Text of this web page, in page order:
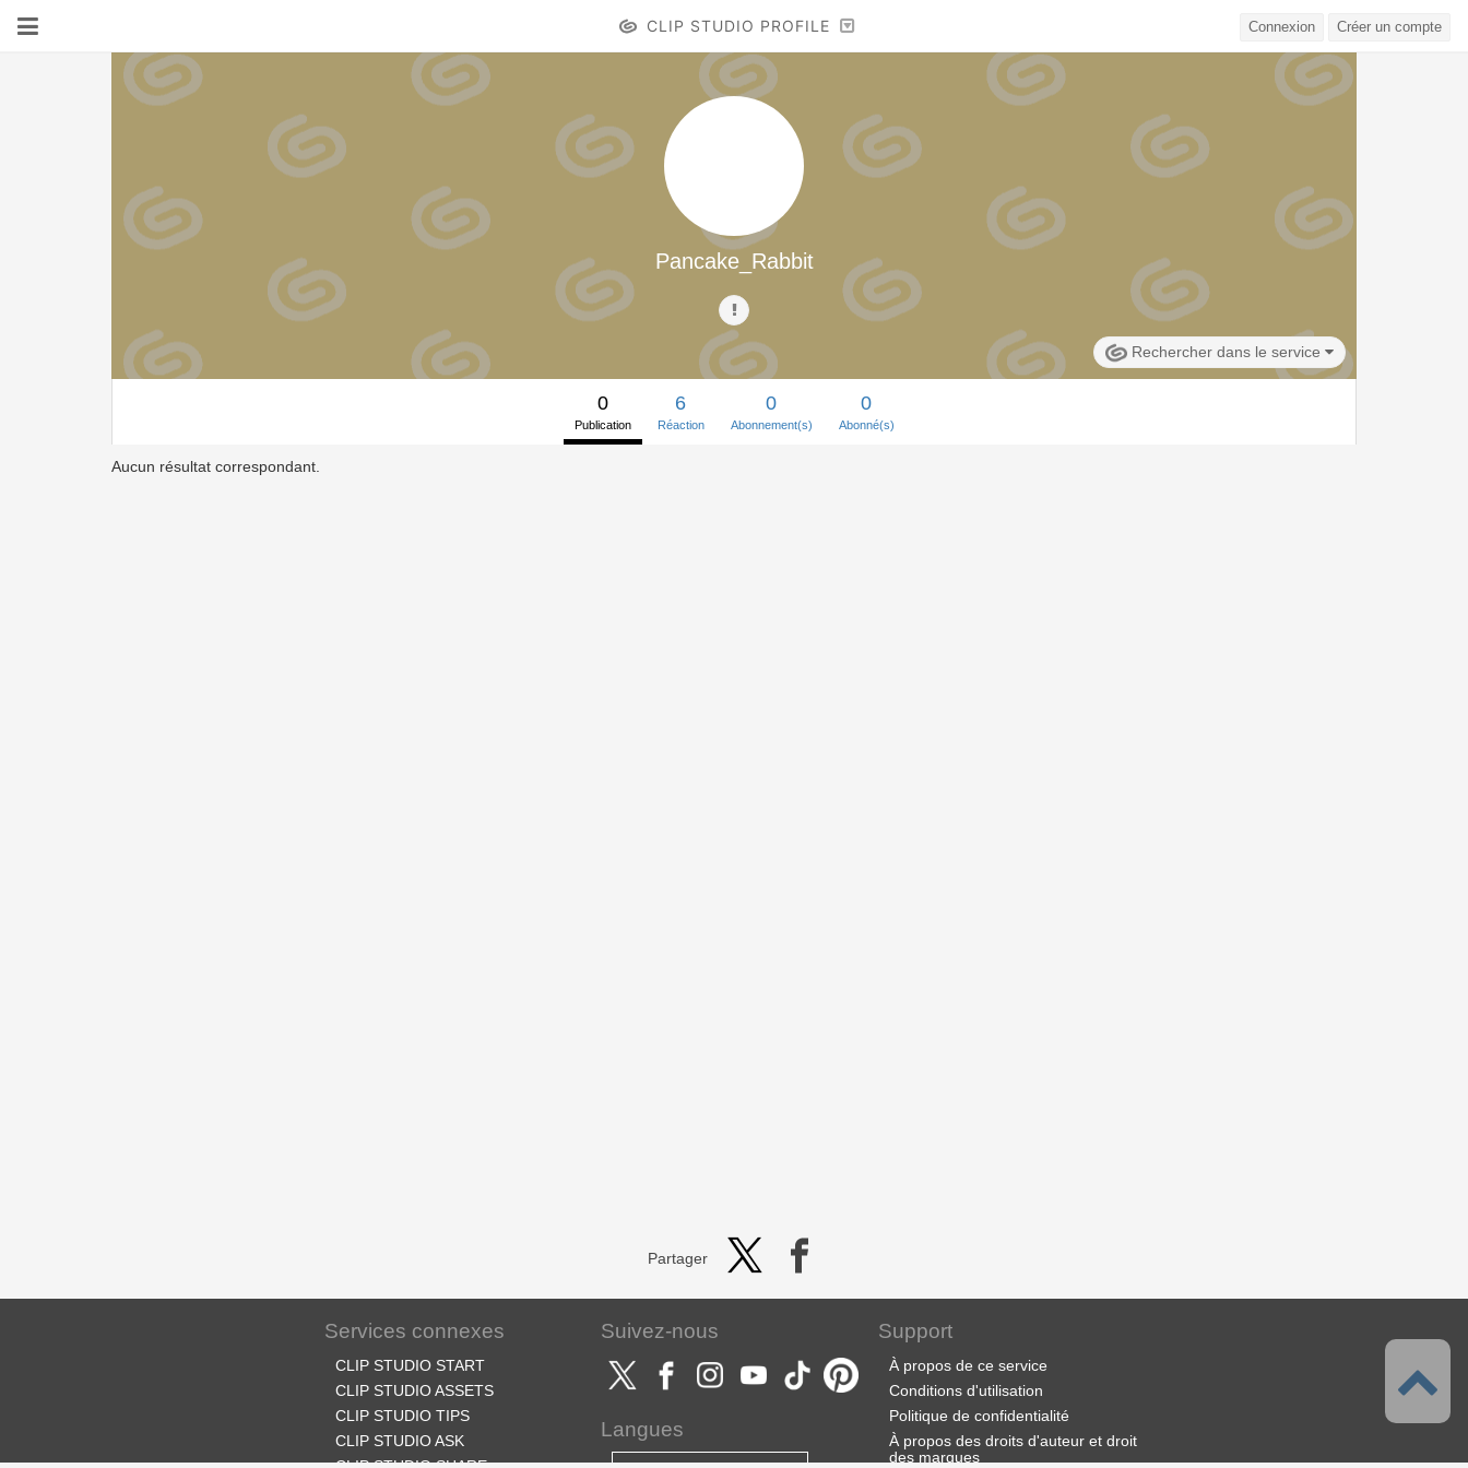
CLIP STUDIO PROFILE Connexion Créer un compte
Pancake_Rabbit
Rechercher dans le service
0
Publication
6
Réaction
0
Abonnement(s)
0
Abonné(s)
Aucun résultat correspondant.
Partager
Services connexes
CLIP STUDIO START
CLIP STUDIO ASSETS
CLIP STUDIO TIPS
CLIP STUDIO ASK
Suivez-nous
Langues
Support
À propos de ce service
Conditions d'utilisation
Politique de confidentialité
À propos des droits d'auteur et droit
des marques